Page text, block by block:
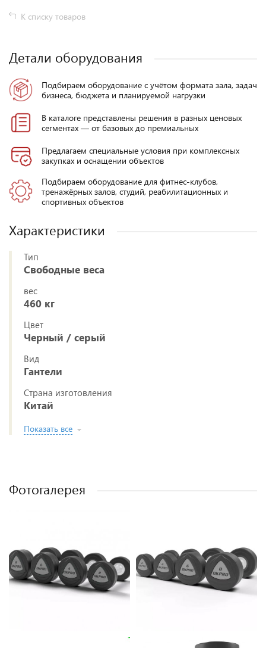
К списку товаров
Детали оборудования
Подбираем оборудование с учётом формата зала, задач
бизнеса, бюджета и планируемой нагрузки
В каталоге представлены решения в разных ценовых
сегментах — от базовых до премиальных
Предлагаем специальные условия при комплексных
закупках и оснащении объектов
Подбираем оборудование для фитнес-клубов,
тренажёрных залов, студий, реабилитационных и
спортивных объектов
Характеристики
Тип
Свободные веса
вес
460 кг
Цвет
Черный / серый
Вид
Гантели
Страна изготовления
Китай
Показать все
Фотогалерея